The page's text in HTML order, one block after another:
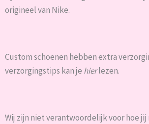
origineel van Nike.
Custom schoenen hebben extra
verzorgingstips kan je hierlezen.
Wij zijn niet verantwoordelijk voor hoe jij